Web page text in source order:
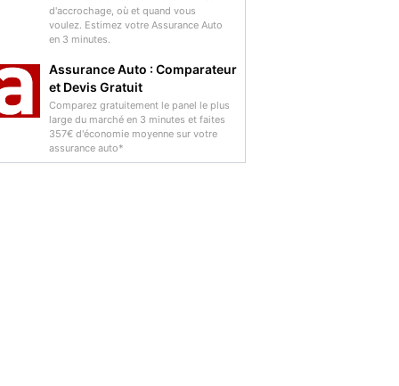
d'accrochage, où et quand vous
voulez. Estimez votre Assurance Auto
en 3 minutes.
Assurance Auto : Comparateur
et Devis Gratuit
Comparez gratuitement le panel le plus
large du marché en 3 minutes et faites
357€ d'économie moyenne sur votre
assurance auto*